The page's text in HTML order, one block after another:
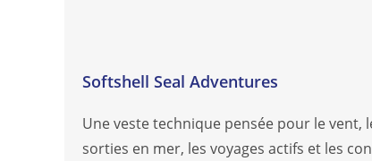
Softshell Seal Adventures
Une veste technique pensée pour le
sorties en mer, les voyages actifs et les